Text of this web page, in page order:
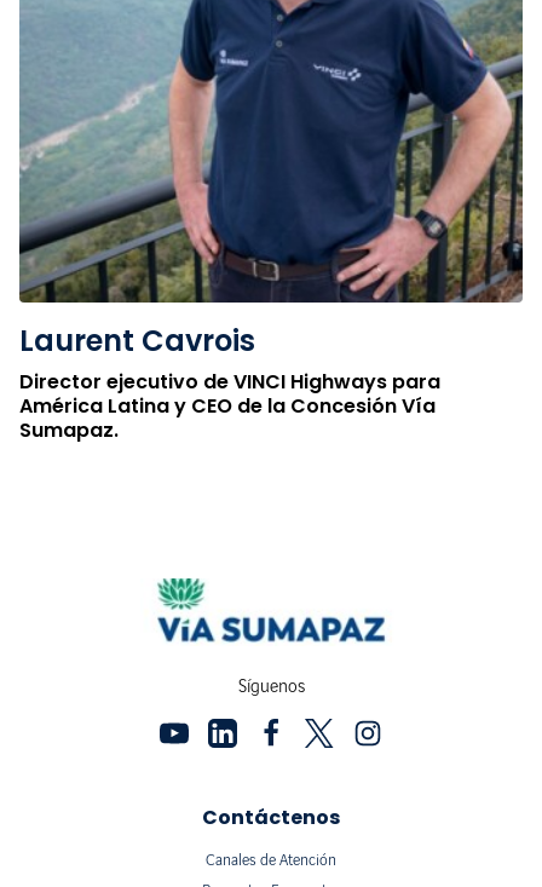
Laurent Cavrois
Director ejecutivo de VINCI Highways para
América Latina y CEO de la Concesión Vía
Sumapaz.
Síguenos
Contáctenos
Canales de Atención